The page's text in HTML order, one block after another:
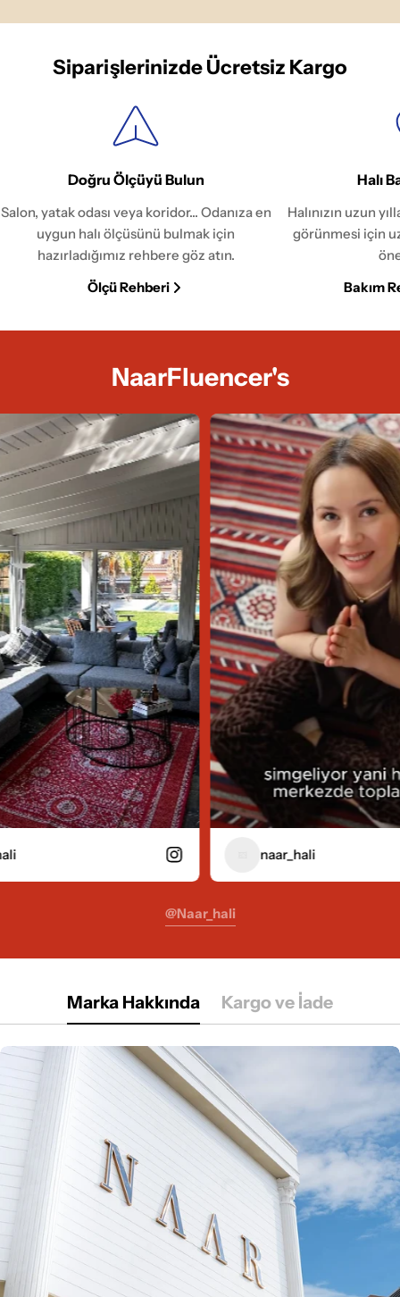
Siparişlerinizde Ücretsiz Kargo
Doğru Ölçüyü Bulun
Salon, yatak odası veya koridor... Odanıza en
uygun halı ölçüsünü bulmak için
hazırladığımız rehbere göz atın.
Ölçü Rehberi
Halı
Halınızın uzun
görünmesi için
Bakım
NaarFluencer's
naar_hali
@naar_hali
Marka Hakkında Kargo ve İade